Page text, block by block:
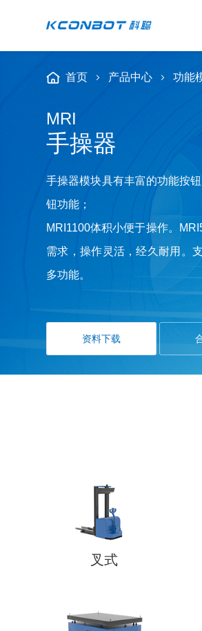
首页 产品中心 功能
MRI
手操器
手操器模块具有丰富的功能按
钮功能；
MRI1100体积小便于操作。
需求，操作灵活，经久耐用。
多功能。
资料下载
叉式